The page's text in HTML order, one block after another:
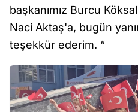
başkanımız Burcu
Naci Aktaş'a, bugün
teşekkür ederim. “